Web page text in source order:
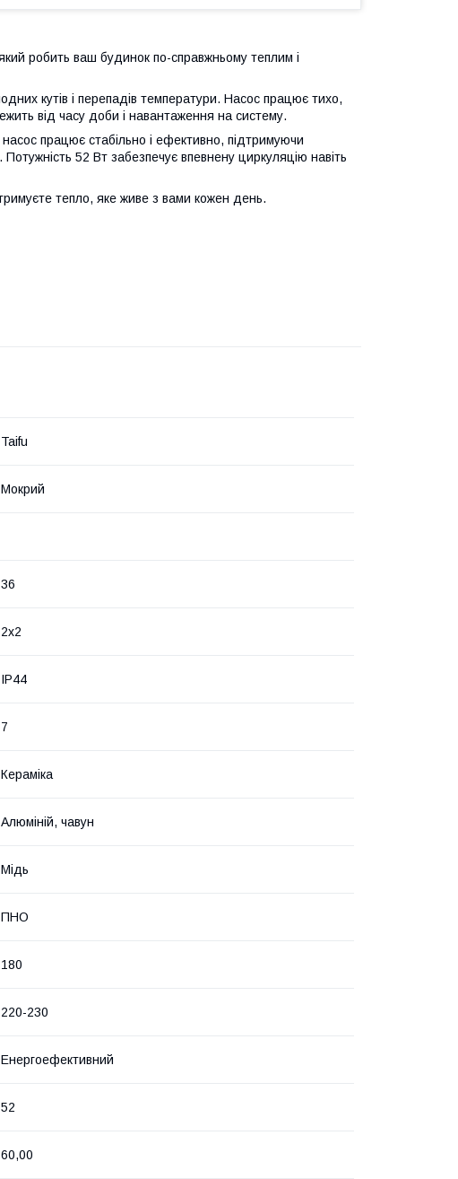
робить ваш будинок по-справжньому теплим і
кутів і перепадів температури. Насос працює тихо,
від часу доби і навантаження на систему.
працює стабільно і ефективно, підтримуючи
52 Вт забезпечує впевнену циркуляцію навіть
тепло, яке живе з вами кожен день.
Taifu
Мокрий
36
2х2
IP44
7
Кераміка
Алюміній, чавун
Мідь
ПНО
180
220-230
Енергоефективний
52
60,00